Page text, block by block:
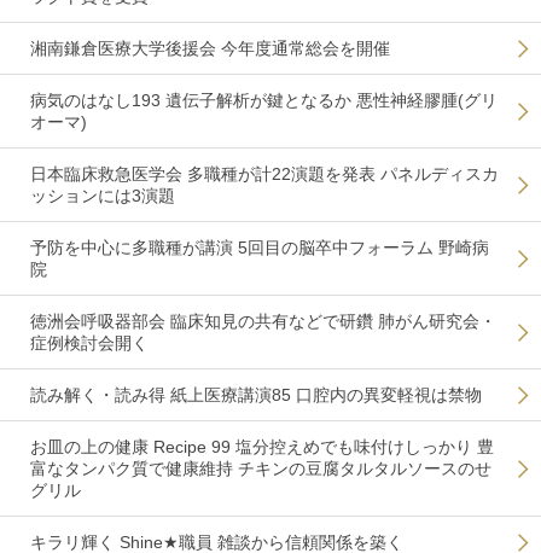
湘南鎌倉医療大学後援会 今年度通常総会を開催
病気のはなし193 遺伝子解析が鍵となるか 悪性神経膠腫(グリ
オーマ)
日本臨床救急医学会 多職種が計22演題を発表 パネルディスカ
ッションには3演題
予防を中心に多職種が講演 5回目の脳卒中フォーラム 野崎病
院
徳洲会呼吸器部会 臨床知見の共有などで研鑽 肺がん研究会・
症例検討会開く
読み解く・読み得 紙上医療講演85 口腔内の異変軽視は禁物
お皿の上の健康 Recipe 99 塩分控えめでも味付けしっかり 豊
富なタンパク質で健康維持 チキンの豆腐タルタルソースのせ
グリル
キラリ輝く Shine★職員 雑談から信頼関係を築く